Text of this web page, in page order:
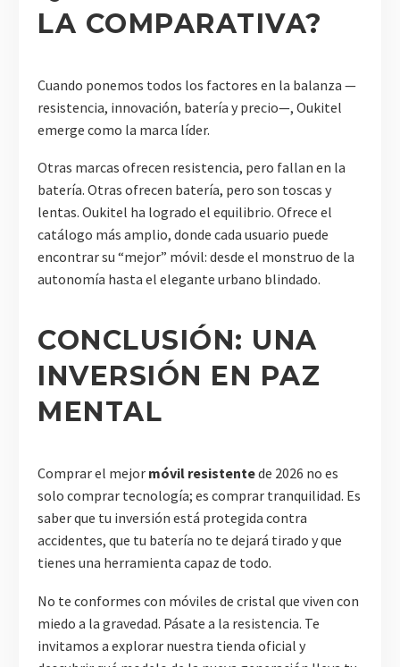
LA COMPARATIVA?
Cuando ponemos todos los factores en la balanza —
resistencia, innovación, batería y precio—, Oukitel
emerge como la marca líder.
Otras marcas ofrecen resistencia, pero fallan en la
batería. Otras ofrecen batería, pero son toscas y
lentas. Oukitel ha logrado el equilibrio. Ofrece el
catálogo más amplio, donde cada usuario puede
encontrar su “mejor” móvil: desde el monstruo de la
autonomía hasta el elegante urbano blindado.
CONCLUSIÓN: UNA
INVERSIÓN EN PAZ
MENTAL
Comprar el mejor móvil resistentede 2026 no es
solo comprar tecnología; es comprar tranquilidad. Es
saber que tu inversión está protegida contra
accidentes, que tu batería no te dejará tirado y que
tienes una herramienta capaz de todo.
No te conformes con móviles de cristal que viven con
miedo a la gravedad. Pásate a la resistencia. Te
invitamos a explorar nuestra tienda oficial y